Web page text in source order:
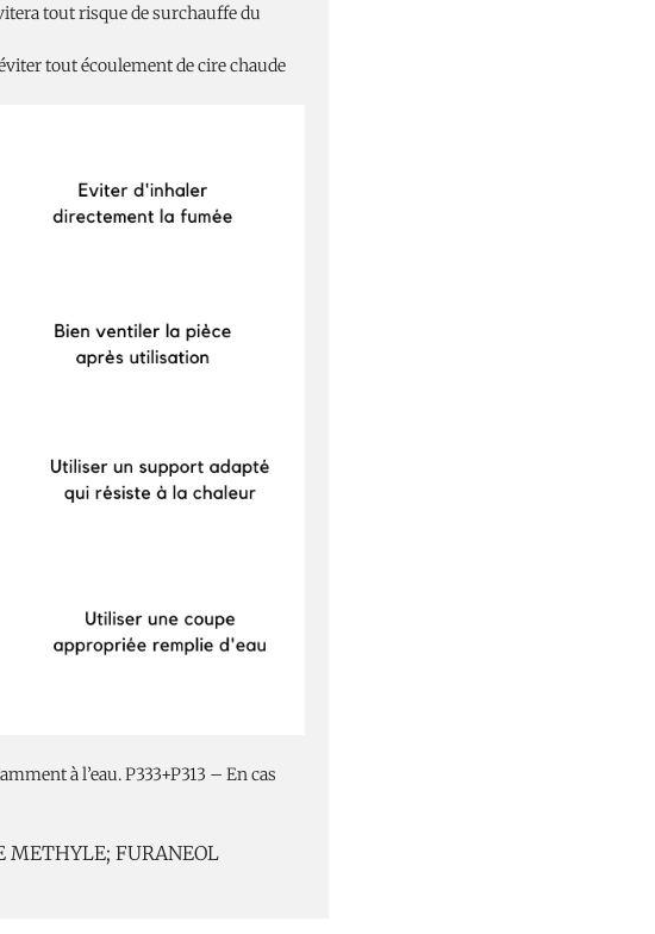
tout risque de surchauffe du
tout écoulement de cire chaude
à l’eau. P333+P313 – En cas
METHYLE; FURANEOL